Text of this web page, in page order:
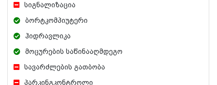
სიგნალიზაცია
ბორტკომპიუტერი
ჰიდრავლიკა
მოცურების საწინააღმდეგო
სავარძლების გათბობა
პარკინგკონტროლი